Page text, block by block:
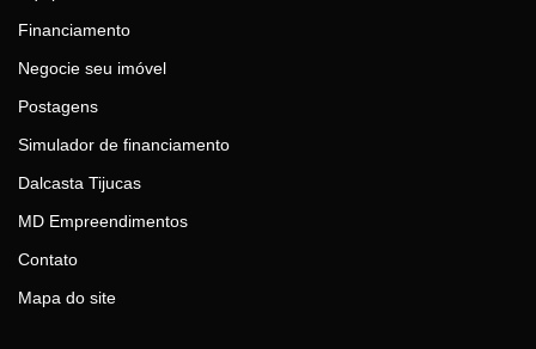
Financiamento
Negocie seu imóvel
Postagens
Simulador de financiamento
Dalcasta Tijucas
MD Empreendimentos
Contato
Mapa do site